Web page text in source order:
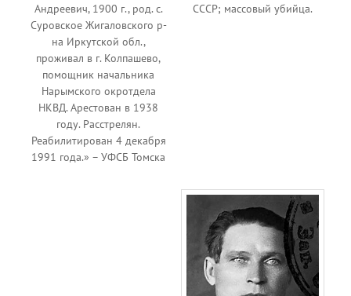
Андреевич, 1900 г., род. с.
Суровское Жигаловского р-
на Иркутской обл.,
проживал в г. Колпашево,
помощник начальника
Нарымского окротдела
НКВД. Арестован в 1938
году. Расстрелян.
Реабилитирован 4 декабря
1991 года.» – УФСБ Томска
СССР; массовый убийца.